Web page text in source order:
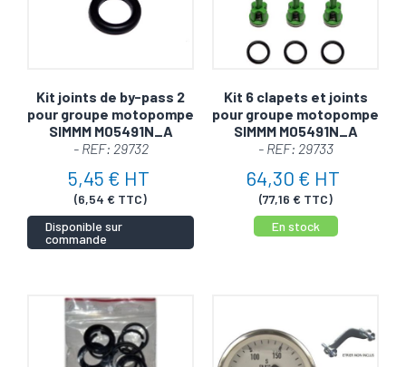
Kit joints de by-pass 2
pour groupe motopompe
SIMMM M05491N_A
- REF: 29732
5,45 € HT
(6,54 € TTC)
Disponible sur
commande
Kit 6 clapets et joints
pour groupe motopompe
SIMMM M05491N_A
- REF: 29733
64,30 € HT
(77,16 € TTC)
En stock